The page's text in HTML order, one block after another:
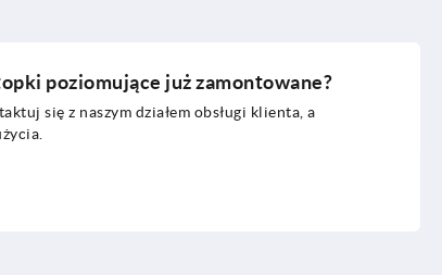
poziomujące już zamontowane?
się z naszym działem obsługi klienta, a